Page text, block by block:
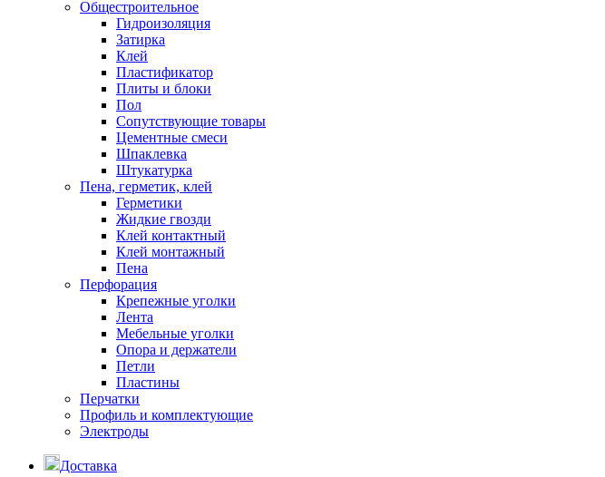
Общестроительное
Гидроизоляция
Затирка
Клей
Пластификатор
Плиты и блоки
Пол
Сопутствующие товары
Цементные смеси
Шпаклевка
Штукатурка
Пена, герметик, клей
Герметики
Жидкие гвозди
Клей контактный
Клей монтажный
Пена
Перфорация
Крепежные уголки
Лента
Мебельные уголки
Опора и держатели
Петли
Пластины
Перчатки
Профиль и комплектующие
Электроды
Доставка